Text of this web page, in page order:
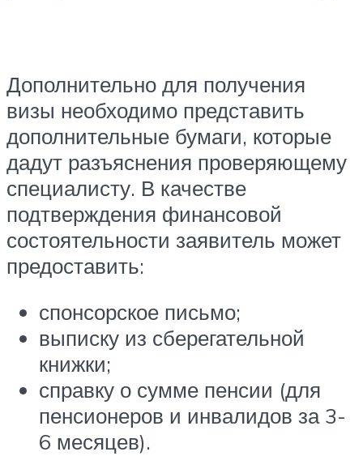
Дополнительно для получения
визы необходимо представить
дополнительные бумаги, которые
дадут разъяснения проверяющему
специалисту. В качестве
подтверждения финансовой
состоятельности заявитель может
предоставить:
спонсорское письмо;
выписку из сберегательной
книжки;
справку о сумме пенсии (для
пенсионеров и инвалидов за 3-
6 месяцев).